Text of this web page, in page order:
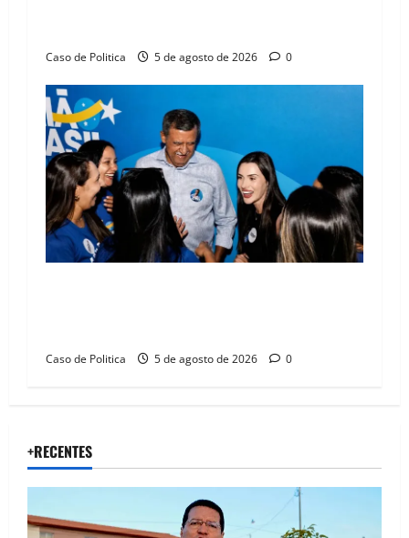
Caso de Politica 5 de agosto de 2026 0
Caso de Politica 5 de agosto de 2026 0
+RECENTES